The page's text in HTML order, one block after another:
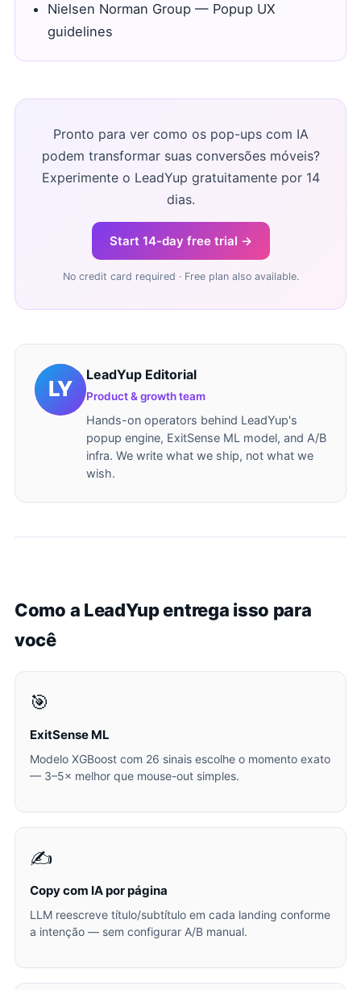
Nielsen Norman Group — Popup UX
guidelines
Pronto para ver como os pop-ups com IA
podem transformar suas conversões móveis?
Experimente o LeadYup gratuitamente por 14
dias.
Start 14-day free trial →
No credit card required · Free plan also available.
LeadYup Editorial
Product & growth team
Hands-on operators behind LeadYup's
popup engine, ExitSense ML model, and A/B
infra. We write what we ship, not what we
wish.
Como a LeadYup entrega isso para
você
🎯
ExitSense ML
Modelo XGBoost com 26 sinais escolhe o momento exato
— 3–5× melhor que mouse-out simples.
✍️
Copy com IA por página
LLM reescreve título/subtítulo em cada landing conforme
a intenção — sem configurar A/B manual.